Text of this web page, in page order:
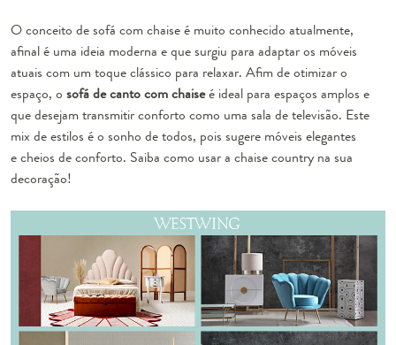
O conceito desofá com chaiseé muito conhecido atualmente,
afinal é uma ideia moderna e que surgiu para adaptar os móveis
atuais com um toque clássico para relaxar. Afim de otimizar o
espaço, o sofá de canto com chaiseé ideal para espaços amplos e
que desejam transmitir conforto como uma sala de televisão. Este
mix de estilos é o sonho de todos, pois sugere móveis elegantes
e cheios de conforto. Saiba como usar a chaise country na sua
decoração!